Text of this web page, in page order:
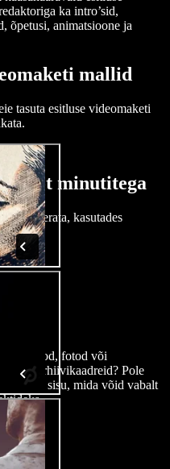
ka intro’sid,
õpetusi, animatsioone ja
mallid
tasuta esitluse videomaketi
minutitega
kasutades
videod, fotod või
Vajad arhiivikaadreid? Pole
leiad sisu, mida võid vabalt